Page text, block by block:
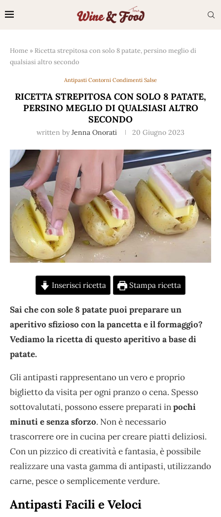
Home » Ricetta strepitosa con solo 8 patate, persino meglio di
qualsiasi altro secondo
Antipasti Contorni Condimenti Salse
RICETTA STREPITOSA CON SOLO 8 PATATE,
PERSINO MEGLIO DI QUALSIASI ALTRO
SECONDO
written by Jenna Onorati 20 Giugno 2023
Inserisci ricetta Stampa ricetta
Sai che con sole 8 patate puoi preparare un
aperitivo sfizioso con la pancetta e il formaggio?
Vediamo la ricetta di questo aperitivo a base di
patate.
Gli antipasti rappresentano un vero e proprio
biglietto da visita per ogni pranzo o cena. Spesso
sottovalutati, possono essere preparati inpochi
minuti e senza sforzo. Non è necessario
trascorrere ore in cucina per creare piatti deliziosi.
Con un pizzico di creatività e fantasia, è possibile
realizzare una vasta gamma di antipasti, utilizzando
carne, pesce o semplicemente verdure.
Antipasti Facili e Veloci